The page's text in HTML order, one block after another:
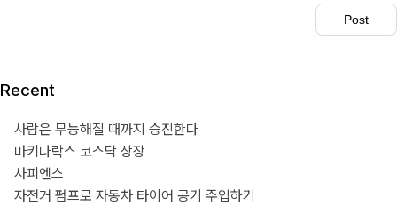
Recent
사람은 무능해질 때까지 승진한다
마키나락스 코스닥 상장
사피엔스
자전거 펌프로 자동차 타이어 공기 주입하기